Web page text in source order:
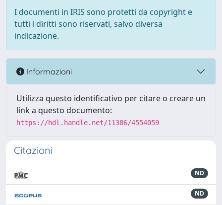
I documenti in IRIS sono protetti da copyright e
tutti i diritti sono riservati, salvo diversa
indicazione.
Informazioni
Utilizza questo identificativo per citare o creare un
link a questo documento:
https://hdl.handle.net/11386/4554059
Citazioni
ND
ND